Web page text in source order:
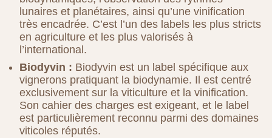
lunaires et planétaires, ainsi qu’une vinification
très encadrée. C’est l’un des labels les plus stricts
en agriculture et les plus valorisés à
l’international.
Biodyvin : Biodyvin est un label spécifique aux
vignerons pratiquant la biodynamie. Il est centré
exclusivement sur la viticulture et la vinification.
Son cahier des charges est exigeant, et le label
est particulièrement reconnu parmi des domaines
viticoles réputés.